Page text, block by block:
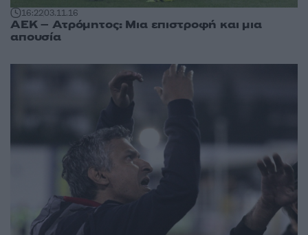
16:2203.11.16
ΑΕΚ – Ατρόμητος: Μια επιστροφή και μια
απουσία